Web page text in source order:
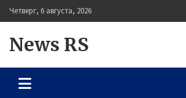
Перейти
к
Четверг, 6 августа, 2026
News RS